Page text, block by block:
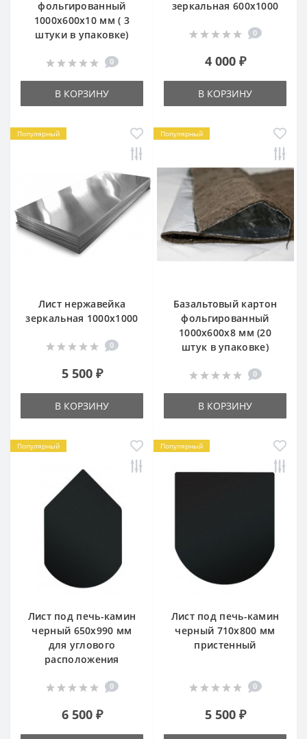
фольгированный
1000х600х10 мм ( 3
штуки в упаковке)
0
В КОРЗИНУ
зеркальная 600х1000
0
4 000 ₽
В КОРЗИНУ
Популярный
Лист нержавейка
зеркальная 1000х1000
0
5 500 ₽
В КОРЗИНУ
Популярный
Базальтовый картон
фольгированный
1000х600х8 мм (20
штук в упаковке)
0
В КОРЗИНУ
Популярный
Лист под печь-камин
черный 650х990 мм
для углового
расположения
0
6 500 ₽
Популярный
Лист под печь-камин
черный 710х800 мм
пристенный
0
5 500 ₽